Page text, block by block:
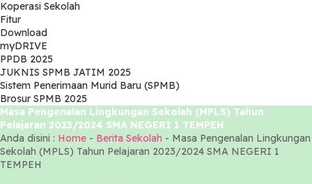
Koperasi Sekolah
Fitur
Download
myDRIVE
PPDB 2025
JUKNIS SPMB JATIM 2025
Sistem Penerimaan Murid Baru (SPMB)
Brosur SPMB 2025
Masa Pengenalan Lingkungan Sekolah (MPLS) Tahun
Pelajaran 2023/2024 SMA NEGERI 1 TEMPEH
Anda disini : Home - Berita Sekolah - Masa Pengenalan Lingkungan
Sekolah (MPLS) Tahun Pelajaran 2023/2024 SMA NEGERI 1
TEMPEH